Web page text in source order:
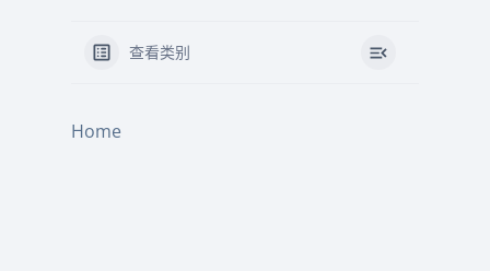
查看类别
Home